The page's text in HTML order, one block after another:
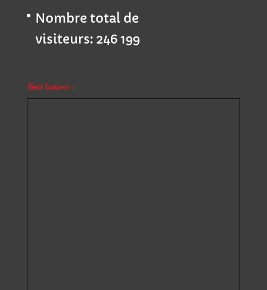
Nombre total de
visiteurs: 246 199
Nous trouver :